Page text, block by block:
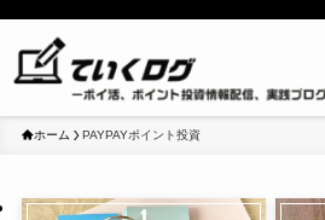
ホーム PAYPAYポイント投資